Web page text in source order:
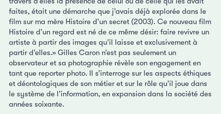
faites, était une démarche que j’avais déjà explorée dans le
film sur ma mère Histoire d’un secret (2003). Ce nouveau film
Histoire d’un regard est né de ce même désir: faire revivre un
artiste à partir des images qu’il laisse et exclusivement à
partir d’elles.» Gilles Caron n’est pas seulement un
observateur et sa photographie révèle son engagement en
tant que reporter photo. Il s’interroge sur les aspects éthiques
et déontologiques de son métier et sur le rôle qu’il joue dans
le système de l’information, en expansion dans la société des
années soixante.